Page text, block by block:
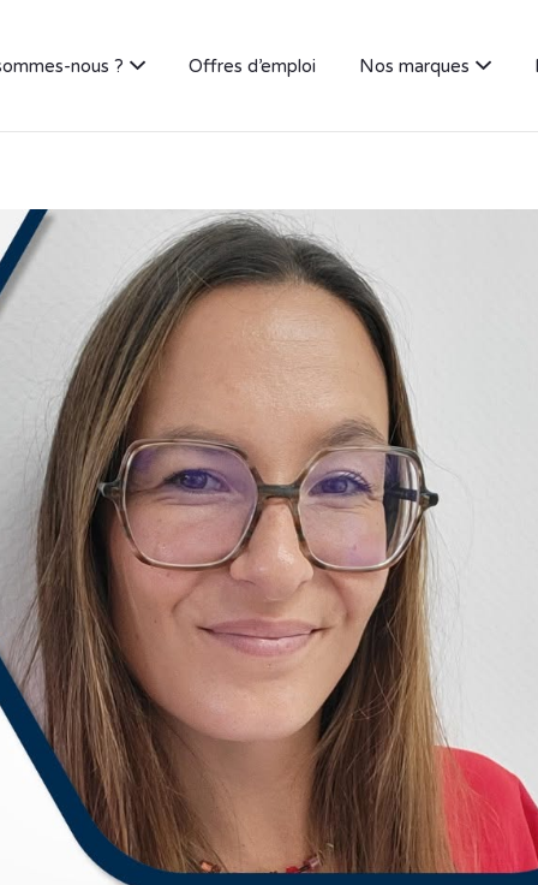
nous ? Offres d’emploi Nos marques